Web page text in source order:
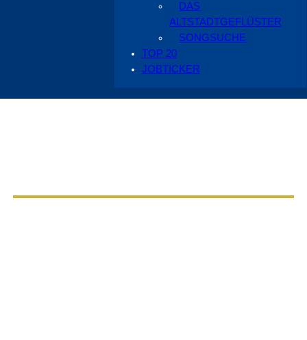
DAS
ALTSTADTGEFLÜSTER
SONGSUCHE
TOP 20
JOBTICKER